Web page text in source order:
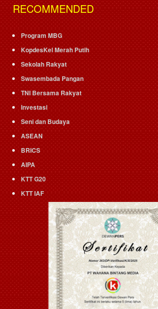
RECOMMENDED
Program MBG
KopdesKel Merah Putih
Sekolah Rakyat
Swasembada Pangan
TNI Bersama Rakyat
Investasi
Seni dan Budaya
ASEAN
BRICS
AIPA
KTT G20
KTT IAF